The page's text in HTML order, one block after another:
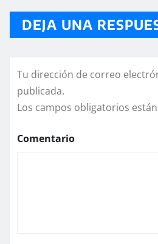
DEJA UNA
Tu dirección de correo
publicada.
Los campos obligatorios
Comentario